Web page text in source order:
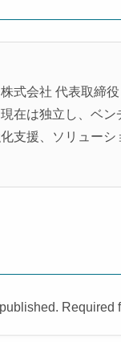
式会社 代表取締
在は独立し、ベ
支援、ソリュー
Required